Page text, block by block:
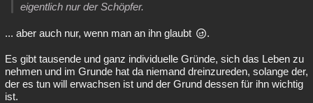
eigentlich nur der Schöpfer.
... aber auch nur, wenn man an ihn glaubt .
Es gibt tausende und ganz individuelle Gründe, sich das Leben zu
nehmen und im Grunde hat da niemand dreinzureden, solange der,
der es tun will erwachsen ist und der Grund dessen für ihn wichtig
ist.